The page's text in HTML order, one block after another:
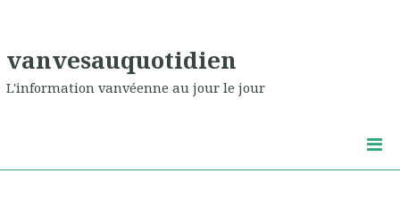
vanvesauquotidien
L'information vanvéenne au jour le jour